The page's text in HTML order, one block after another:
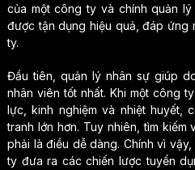
của một công ty và chính quản
được tận dụng hiệu quả, đáp ứng
ty.
Đầu tiên, quản lý nhân sự giúp
nhân viên tốt nhất. Khi một công
lực, kinh nghiệm và nhiệt
tranh lớn hơn. Tuy nhiên, tìm
phải là điều dễ dàng. Chính vì
ty đưa ra các chiến lược tuyển